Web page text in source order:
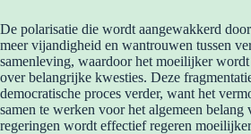
De polarisatie die wordt aangewakkerd door
meer vijandigheid en wantrouwen tussen
samenleving, waardoor het moeilijker wordt
over belangrijke kwesties. Deze
democratische proces verder, want het
samen te werken voor het algemeen belang
regeringen wordt effectief regeren